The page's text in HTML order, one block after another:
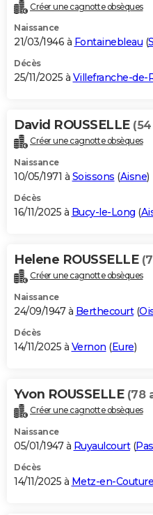
Créer une cagnotte obsèques
Naissance
21/03/1946 à Fontainebleau (
Décès
25/11/2025 à Villefranche-de-
David ROUSSELLE
Créer une cagnotte obsèques
Naissance
10/05/1971 à Soissons (Aisne)
Décès
16/11/2025 à Bucy-le-Long (
Helene ROUSSELLE
Créer une cagnotte obsèques
Naissance
24/09/1947 à Berthecourt(
Décès
14/11/2025 à Vernon (Eure)
Yvon ROUSSELLE (78
Créer une cagnotte obsèques
Naissance
05/01/1947 à Ruyaulcourt(
Décès
14/11/2025 à Metz-en-Couture